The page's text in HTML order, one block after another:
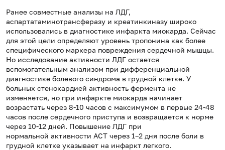
Ранее совместные анализы на ЛДГ,
аспартатаминотрансферазу и креатинкиназу широко
использовались в диагностике инфаркта миокарда. Сейчас
для этой цели определяют уровень тропонина как более
специфического маркера повреждения сердечной мышцы.
Но исследование активности ЛДГ остается
вспомогательным анализом при дифференциальной
диагностике болевого синдрома в грудной клетке. У
больных стенокардией активность фермента не
изменяется, но при инфаркте миокарда начинает
возрастать через 8-10 часов с максимумом в первые 24-48
часов после сердечного приступа и возвращается к норме
через 10-12 дней. Повышение ЛДГ при
нормальной активности АСТ через 1–2 дня после боли в
грудной клетке указывает на инфаркт легкого.